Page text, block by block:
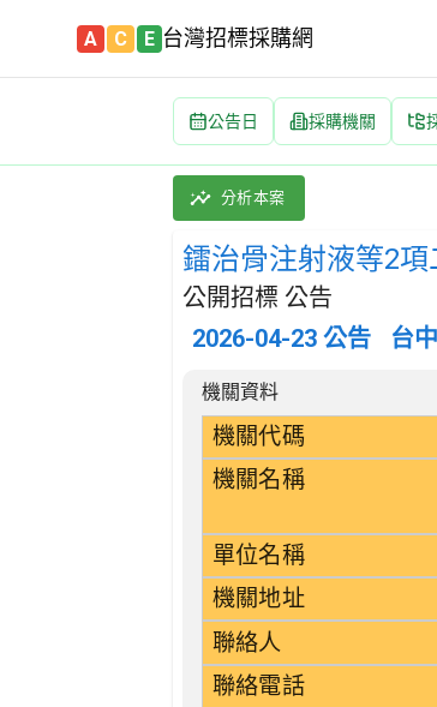
A C E 台灣招標採購網
公告日 採購機關
鐳治骨注射液等2項二年單價
採購類別：財物類 醫藥產品 |
分析本案
鐳治骨注射液等2
公開招標 公告
2026-04-23 公告 台
招標公告詳細內容
機關資料
機關代碼
機關名稱
單位名稱
機關地址
聯絡人
聯絡電話